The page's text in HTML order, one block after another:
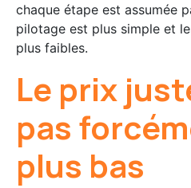
chaque étape est assumée
pilotage est plus simple et
plus faibles.
Le prix
pas
plus bas